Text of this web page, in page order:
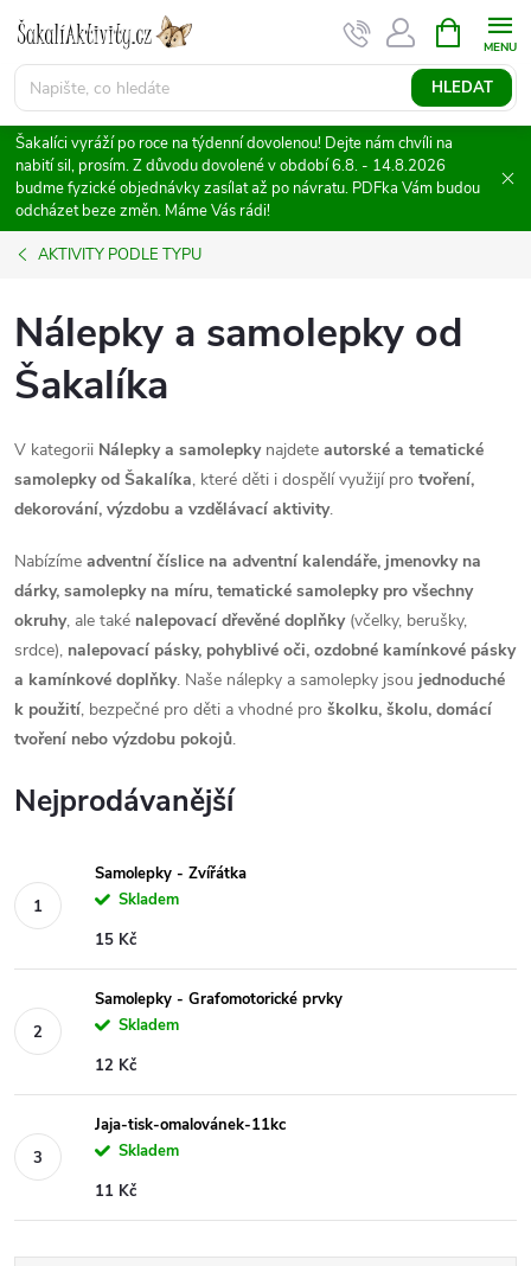
Přejít
obsah
HLEDAT
NÁKUPNÍ
KOŠÍK
Šakalíci vyráží po roce na týdenní dovolenou! Dejte nám chvíli na
nabití sil, prosím. Z důvodu dovolené v období 6.8. - 14.8.2026
budme fyzické objednávky zasílat až po návratu. PDFka Vám budou
odcházet beze změn. Máme Vás rádi!
AKTIVITY PODLE TYPU
Nálepky a samolepky od
Šakalíka
V kategorii Nálepky a samolepkynajdete autorské a tematické
samolepky od Šakalíka, které děti i dospělí využijí pro tvoření,
dekorování, výzdobu a vzdělávací aktivity.
Nabízíme adventní číslice na adventní kalendáře, jmenovky na
dárky, samolepky na míru, tematické samolepky pro všechny
okruhy, ale také nalepovací dřevěné doplňky(včelky, berušky,
srdce), nalepovací pásky, pohyblivé oči, ozdobné kamínkové pásky
a kamínkové doplňky. Naše nálepky a samolepky jsou jednoduché
k použití, bezpečné pro děti a vhodné pro školku, školu, domácí
tvoření nebo výzdobu pokojů.
Nejprodávanější
Samolepky - Zvířátka
Skladem
15 Kč
Samolepky - Grafomotorické prvky
Skladem
12 Kč
Jaja-tisk-omalovánek-11kc
Skladem
11 Kč